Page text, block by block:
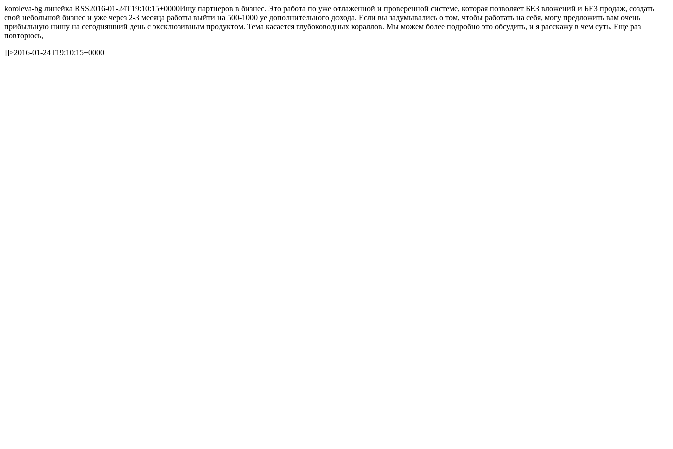
koroleva-bg линейка RSS2016-01-24T19:10:15+0000Ищу партнеров в бизнес. Это работа по уже отлаженной и проверенной системе, которая позволяет БЕЗ вложений и БЕЗ продаж, создать
свой небольшой бизнес и уже через 2-3 месяца работы выйти на 500-1000 уе дополнительного дохода. Если вы задумывались о том, чтобы работать на себя, могу предложить вам очень
прибыльную нишу на сегодняшний день с эксклюзивным продуктом. Тема касается глубоководных кораллов. Мы можем более подробно это обсудить, и я расскажу в чем суть. Еще раз
повторюсь,
]]>2016-01-24T19:10:15+0000